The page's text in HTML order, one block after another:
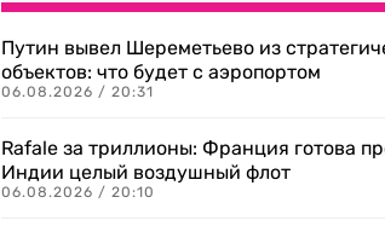
Путин вывел Шереметьево из
объектов: что будет с аэропортом
06.08.2026 / 20:31
Rafale за триллионы: Франция готова
Индии целый воздушный флот
06.08.2026 / 20:10